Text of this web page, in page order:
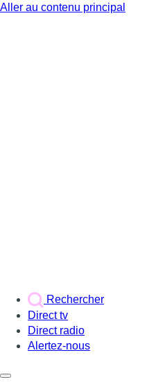
Aller au contenu principal
Rechercher
Direct tv
Direct radio
Alertez-nous